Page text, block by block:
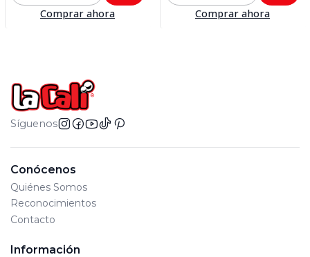
Comprar ahora Comprar ahora
Síguenos
Conócenos
Quiénes Somos
Reconocimientos
Contacto
Información